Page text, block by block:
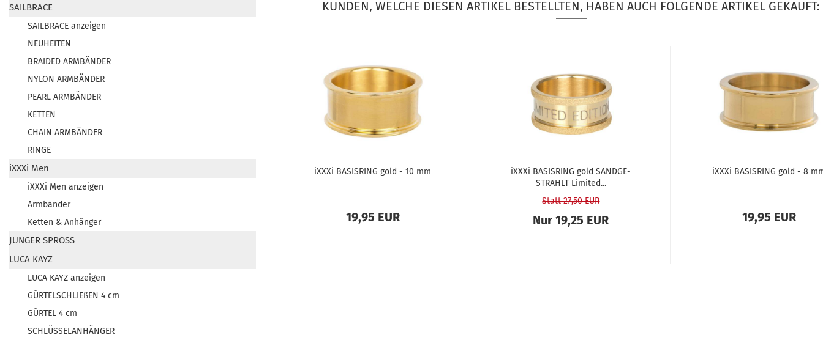
KUNDEN, WELCHE DIESEN ARTIKEL BESTELLTEN, HABEN AUCH FOLGENDE ARTIKEL GEKAUFT:
iXXXi BA­SIS­RING gold - 10 mm
19,95 EUR
iXXXi BA­SIS­RING gold SAND­GE­
STRAHLT Li­mi­ted...
Statt 27,50 EUR
Nur 19,25 EUR
iXXXi BA­SIS­RING gold - 8
19,95 EUR
SAILBRACE
SAILBRACE anzeigen
NEUHEITEN
BRAIDED ARMBÄNDER
NYLON ARMBÄNDER
PEARL ARMBÄNDER
KETTEN
CHAIN ARMBÄNDER
RINGE
iXXXi Men
iXXXi Men anzeigen
Armbänder
Ketten & Anhänger
JUNGER SPROSS
LUCA KAYZ
LUCA KAYZ anzeigen
GÜRTELSCHLIEßEN 4 cm
GÜRTEL 4 cm
SCHLÜSSELANHÄNGER